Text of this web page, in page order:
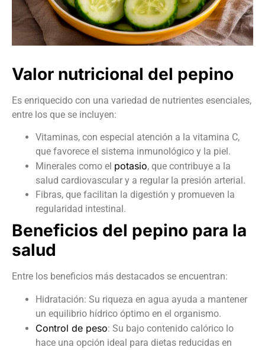
Valor nutricional del pepino
Es enriquecido con una variedad de nutrientes esenciales,
entre los que se incluyen:
Vitaminas, con especial atención a la vitamina C,
que favorece el sistema inmunológico y la piel.
Minerales como el potasio, que contribuye a la
salud cardiovascular y a regular la presión arterial.
Fibras, que facilitan la digestión y promueven la
regularidad intestinal.
Beneficios del pepino para la
salud
Entre los beneficios más destacados se encuentran:
Hidratación: Su riqueza en agua ayuda a mantener
un equilibrio hídrico óptimo en el organismo.
Control de peso: Su bajo contenido calórico lo
hace una opción ideal para dietas reducidas en